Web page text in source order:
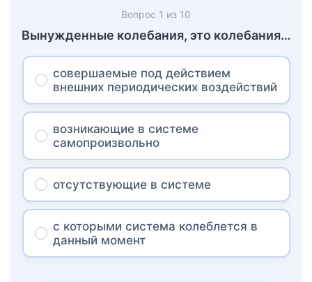
Вопрос 1 из 10
Вынужденные колебания, это колебания…
совершаемые под действием
внешних периодических воздействий
возникающие в системе
самопроизвольно
отсутствующие в системе
с которыми система колеблется в
данный момент